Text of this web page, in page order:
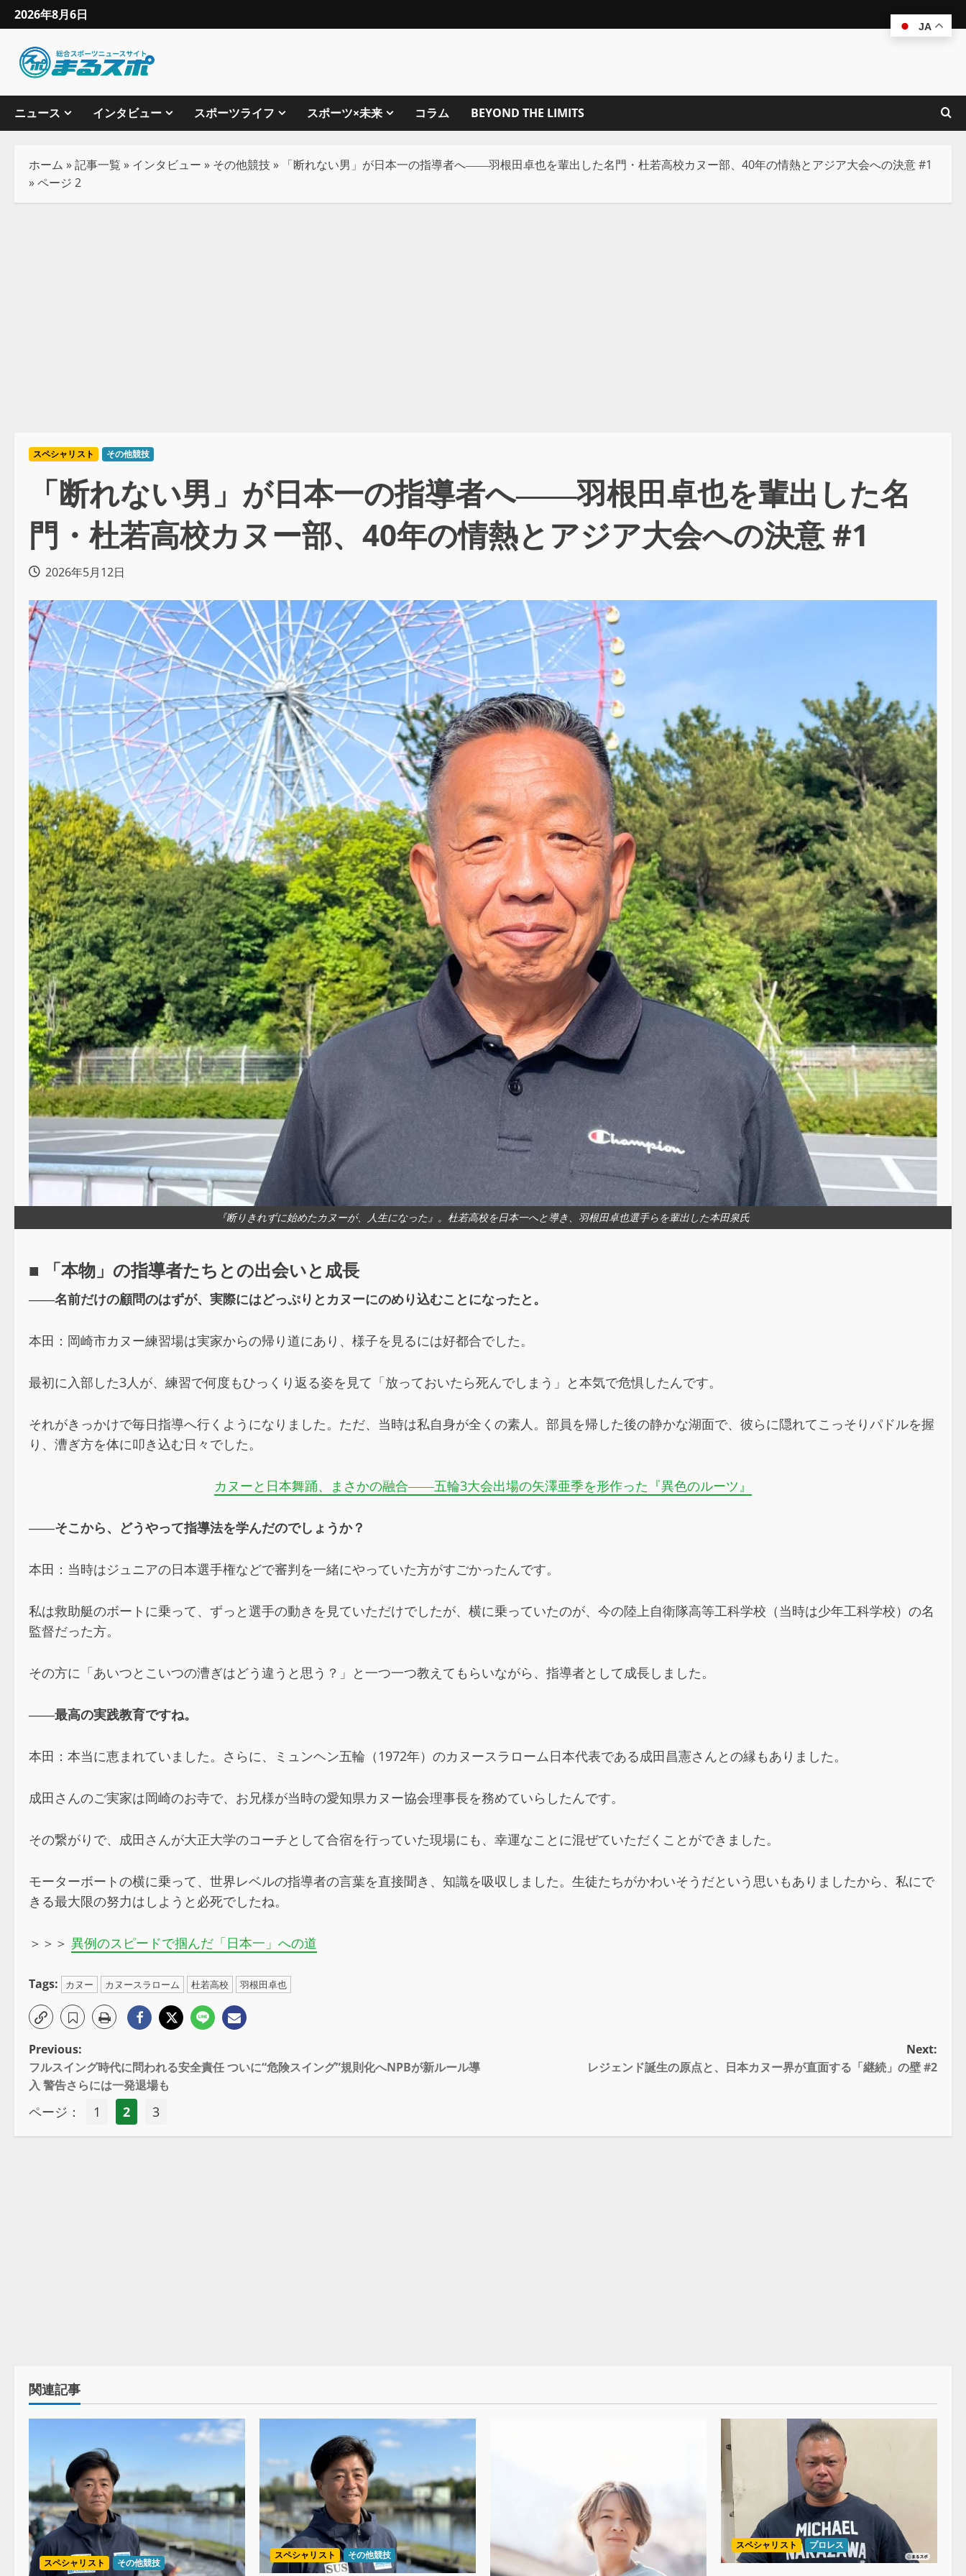
2026年8月6日
ニュース インタビュー スポーツライフ スポーツ×未来 コラム BEYOND THE LIMITS
ホーム »記事一覧 » インタビュー » その他競技» 「断れない男」が日本一の指導者へ――羽根田卓也を輩出した名門・杜若高校カヌー部、40年の情熱とアジア大会への決意 #1
»ページ 2
スペシャリスト その他競技
「断れない男」が日本一の指導者へ――羽根田卓也を輩出した名
門・杜若高校カヌー部、40年の情熱とアジア大会への決意 #1
2026年5月12日
『断りきれずに始めたカヌーが、人生になった』。杜若高校を日本一へと導き、羽根田卓也選手らを輩出した本田泉氏
■ 「本物」の指導者たちとの出会いと成長
――名前だけの顧問のはずが、実際にはどっぷりとカヌーにのめり込むことになったと。
本田：岡崎市カヌー練習場は実家からの帰り道にあり、様子を見るには好都合でした。
最初に入部した3人が、練習で何度もひっくり返る姿を見て「放っておいたら死んでしまう」と本気で危惧したんです。
それがきっかけで毎日指導へ行くようになりました。ただ、当時は私自身が全くの素人。部員を帰した後の静かな湖面で、彼らに隠れてこっそりパドルを握
り、漕ぎ方を体に叩き込む日々でした。
カヌーと日本舞踊、まさかの融合――五輪3大会出場の矢澤亜季を形作った『異色のルーツ』
――そこから、どうやって指導法を学んだのでしょうか？
本田：当時はジュニアの日本選手権などで審判を一緒にやっていた方がすごかったんです。
私は救助艇のボートに乗って、ずっと選手の動きを見ていただけでしたが、横に乗っていたのが、今の陸上自衛隊高等工科学校（当時は少年工科学校）の名
監督だった方。
その方に「あいつとこいつの漕ぎはどう違うと思う？」と一つ一つ教えてもらいながら、指導者として成長しました。
――最高の実践教育ですね。
本田：本当に恵まれていました。さらに、ミュンヘン五輪（1972年）のカヌースラローム日本代表である成田昌憲さんとの縁もありました。
成田さんのご実家は岡崎のお寺で、お兄様が当時の愛知県カヌー協会理事長を務めていらしたんです。
その繋がりで、成田さんが大正大学のコーチとして合宿を行っていた現場にも、幸運なことに混ぜていただくことができました。
モーターボートの横に乗って、世界レベルの指導者の言葉を直接聞き、知識を吸収しました。生徒たちがかわいそうだという思いもありましたから、私にで
きる最大限の努力はしようと必死でしたね。
＞＞＞ 異例のスピードで掴んだ「日本一」への道
Tags: カヌー カヌースラローム 杜若高校 羽根田卓也
Previous:
フルスイング時代に問われる安全責任 ついに“危険スイング”規則化へNPBが新ルール導
入 警告さらには一発退場も
Next:
レジェンド誕生の原点と、日本カヌー界が直面する「継続」の壁 #2
ページ： 1 2 3
関連記事
スペシャリスト その他競技
スペシャリスト その他競技
スペシャリスト プロレス
JA